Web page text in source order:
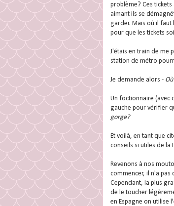
problème? Ces
aimant ils se
garder. Mais où il faut
pour que les tickets
J'étais en train de me
station de métro
Je demande alors -
Un foctionnaire (avec
gauche pour vérifier
gorge?
Et voilà, en tant que
conseils si utiles de la
Revenons à nos
commencer, il n'a pas
Cependant, la plus
de le toucher
en Espagne on utilise